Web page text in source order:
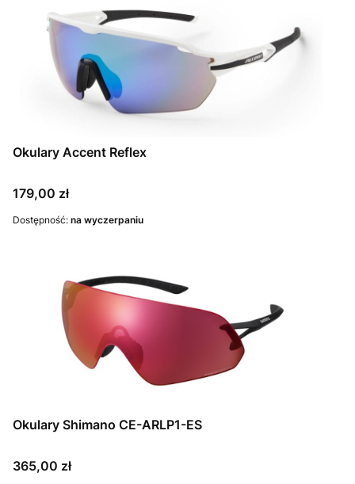
Okulary Accent Reflex
Cena
179,00 zł
Dostępność: na wyczerpaniu
Okulary Shimano CE-ARLP1-ES
Cena
365,00 zł